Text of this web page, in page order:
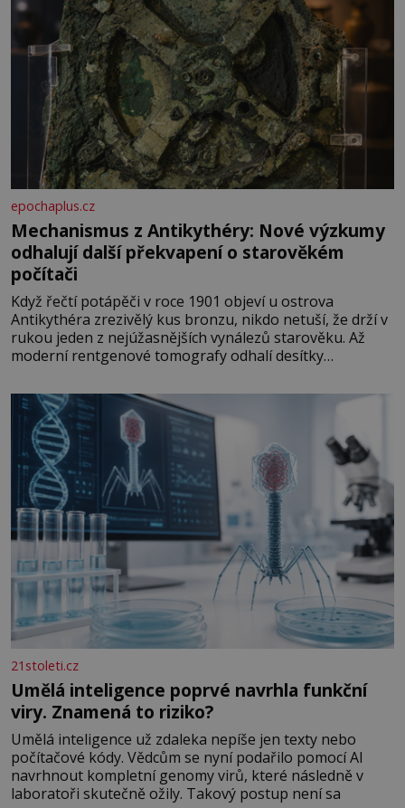
epochaplus.cz
Mechanismus z Antikythéry: Nové výzkumy
odhalují další překvapení o starověkém
počítači
Když řečtí potápěči v roce 1901 objeví u ostrova
Antikythéra zrezivělý kus bronzu, nikdo netuší, že drží v
rukou jeden z nejúžasnějších vynálezů starověku. Až
moderní rentgenové tomografy odhalí desítky
Antikythéry je dnes považován za nejstarší známý
analogový počítač na světě. Přesto ani po více než sto
letech výzkumu
21stoleti.cz
Umělá inteligence poprvé navrhla funkční
viry. Znamená to riziko?
Umělá inteligence už zdaleka nepíše jen texty nebo
počítačové kódy. Vědcům se nyní podařilo pomocí AI
navrhnout kompletní genomy virů, které následně v
laboratoři skutečně ožily. Takový postup není sa